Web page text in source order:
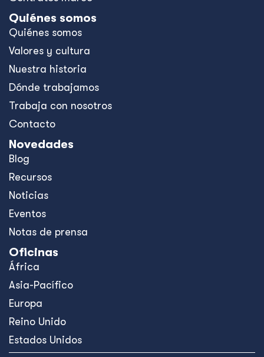
Quiénes somos
Quiénes somos
Valores y cultura
Nuestra historia
Dónde trabajamos
Trabaja con nosotros
Contacto
Novedades
Blog
Recursos
Noticias
Eventos
Notas de prensa
Oficinas
África
Asia-Pacífico
Europa
Reino Unido
Estados Unidos